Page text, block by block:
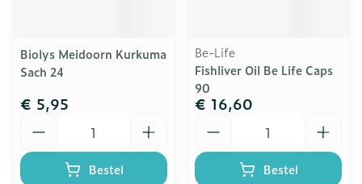
Biolys Meidoorn Kurkuma
Sach 24
€ 5,95
Bestel
Be-Life
Fishliver Oil Be Life Caps
90
€ 16,60
Bestel